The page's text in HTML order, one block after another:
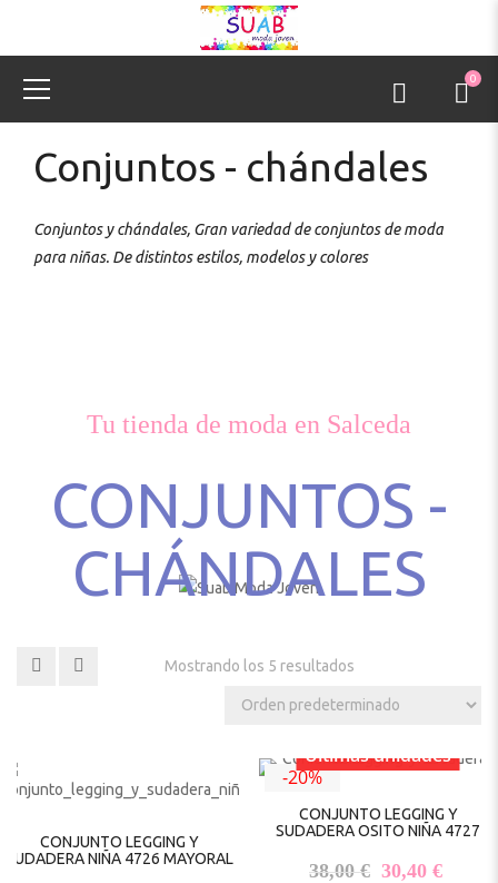
0
Conjuntos - chándales
Conjuntos y chándales, Gran variedad de conjuntos de moda
para niñas. De distintos estilos, modelos y colores
Tu tienda de moda en Salceda
CONJUNTOS -
CHÁNDALES
Mostrando los 5 resultados
CONJUNTO LEGGING Y
SUDADERA NIÑA 4726 MAYORAL
-20%
Últimas unidades
CONJUNTO LEGGING Y
SUDADERA OSITO NIÑA 4727
38,00€ El precio
30,40 €